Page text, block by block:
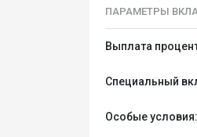
ПАРАМЕТРЫ
Выплата
Специальный
Особые условия: